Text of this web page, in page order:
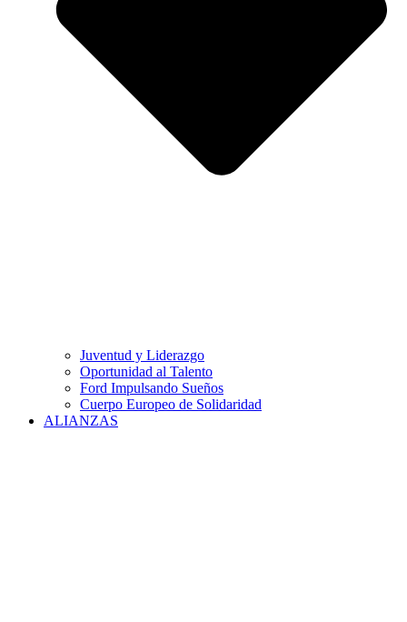
Juventud y Liderazgo
Oportunidad al Talento
Ford Impulsando Sueños
Cuerpo Europeo de Solidaridad
ALIANZAS